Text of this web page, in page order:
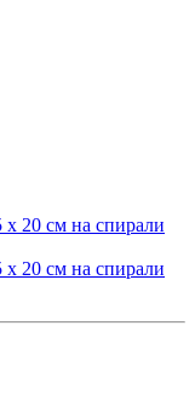
20 см на спирали
20 см на спирали